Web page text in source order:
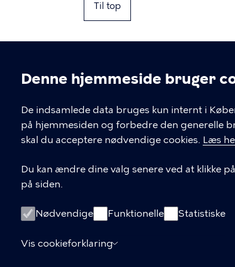
Denne hjemmeside bruger
De indsamlede data bruges kun internt i
på hjemmesiden og forbedre den generelle
skal du acceptere nødvendige cookies. Læs
Du kan ændre dine valg senere ved at klikke
på siden.
Nødvendige Funktionelle Statistiske
Vis cookieforklaring
Til top
Kontakt Københavns
T
33 66 33 66
CVR-nummer64942212